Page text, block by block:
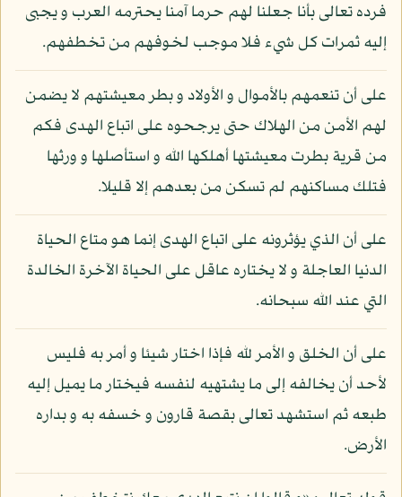
فرده تعالى بأنا جعلنا لهم حرما آمنا يحترمه العرب و يجبى
إليه ثمرات كل شيء فلا موجب لخوفهم من تخطفهم.
على أن تنعمهم بالأموال و الأولاد و بطر معيشتهم لا يضمن
لهم الأمن من الهلاك حتى يرجحوه على اتباع الهدى فكم
من قرية بطرت معيشتها أهلكها الله و استأصلها و ورثها
فتلك مساكنهم لم تسكن من بعدهم إلا قليلا.
على أن الذي يؤثرونه على اتباع الهدى إنما هو متاع الحياة
الدنيا العاجلة و لا يختاره عاقل على الحياة الآخرة الخالدة
التي عند الله سبحانه.
على أن الخلق و الأمر لله فإذا اختار شيئا و أمر به فليس
لأحد أن يخالفه إلى ما يشتهيه لنفسه فيختار ما يميل إليه
طبعه ثم استشهد تعالى بقصة قارون و خسفه به و بداره
الأرض.